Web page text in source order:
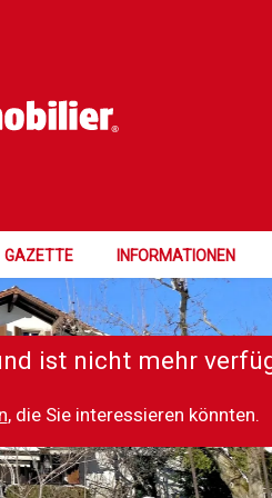
GAZETTE INFORMATIONEN
ist nicht mehr
, die Sie interessieren könnten.